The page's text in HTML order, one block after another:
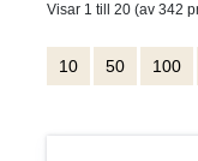
Visar 1 till 20 (av 342
10 50 100